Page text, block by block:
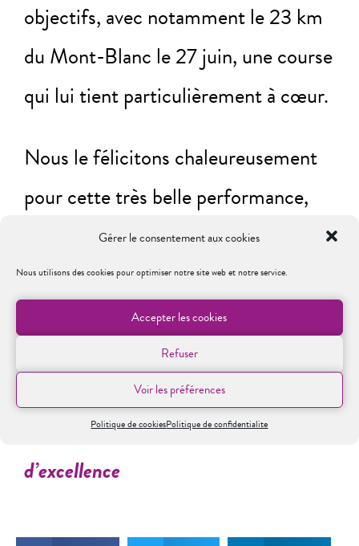
Gérer le consentement aux cookies
Nous utilisons des cookies pour optimiser notre site web et notre service.
Accepter les cookies
Refuser
Voir les préférences
Politique de cookiesPolitique de confidentialite
objectifs, avec notamment le 23 km
du Mont-Blanc le 27 juin, une course
qui lui tient particulièrement à cœur.
Nous le félicitons chaleureusement
pour cette très belle performance,
qui fait rayonner Grenoble INP –
UGA, et lui souhaitons pleine
réussite pour la suite de son parcours
En savoir plus sur la bourse
d’excellence